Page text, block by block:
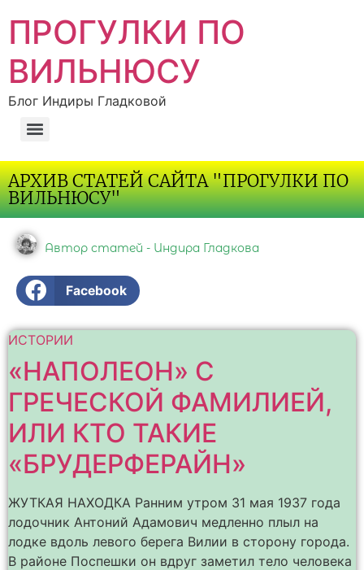
ПРОГУЛКИ ПО
ВИЛЬНЮСУ
Блог Индиры Гладковой
АРХИВ СТАТЕЙ САЙТА "ПРОГУЛКИ ПО
ВИЛЬНЮСУ"
Автор статей - Индира Гладкова
Facebook
ИСТОРИИ
«НАПОЛЕОН» С
ГРЕЧЕСКОЙ ФАМИЛИЕЙ,
ИЛИ КТО ТАКИЕ
«БРУДЕРФЕРАЙН»
ЖУТКАЯ НАХОДКА Ранним утром 31 мая 1937 года
лодочник Антоний Адамович медленно плыл на
лодке вдоль левого берега Вилии в сторону города.
В районе Поспешки он вдруг заметил тело человека